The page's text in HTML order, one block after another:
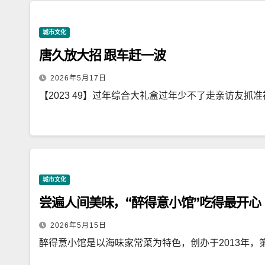
城市文化
唐久放大招 跟车赶一波
2026年5月17日
【2023 49】过年综合大礼盒过年少不了走亲访友抓
城市文化
尝遍人间美味，“醉得意小馆”吃得最开心
2026年5月15日
醉得意小馆是以海味家常菜为特色，创办于2013年，